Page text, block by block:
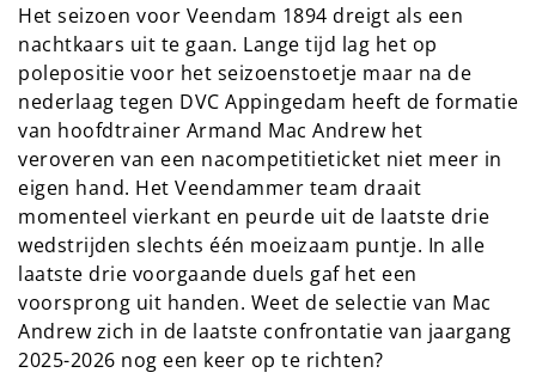
Het seizoen voor Veendam 1894 dreigt als een
nachtkaars uit te gaan. Lange tijd lag het op
polepositie voor het seizoenstoetje maar na de
nederlaag tegen DVC Appingedam heeft de formatie
van hoofdtrainer Armand Mac Andrew het
veroveren van een nacompetitieticket niet meer in
eigen hand. Het Veendammer team draait
momenteel vierkant en peurde uit de laatste drie
wedstrijden slechts één moeizaam puntje. In alle
laatste drie voorgaande duels gaf het een
voorsprong uit handen. Weet de selectie van Mac
Andrew zich in de laatste confrontatie van jaargang
2025-2026 nog een keer op te richten?